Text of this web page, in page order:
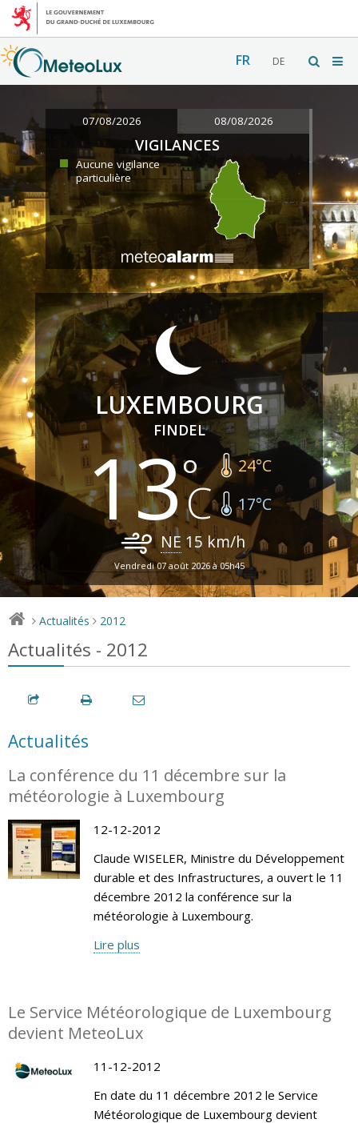
FR DE
07/08/2026 08/08/2026
VIGILANCES
Aucune vigilance
particulière
LUXEMBOURG
FINDEL
13 24°C
17°C
NE 15 km/h
Vendredi 07 août 2026 à 05h45
> Actualités > 2012
Actualités - 2012
Actualités
La conférence du 11 décembre sur la
météorologie à Luxembourg
12-12-2012
Claude WISELER, Ministre du Développement
durable et des Infrastructures, a ouvert le 11
décembre 2012 la conférence sur la
météorologie à Luxembourg.
Lire plus
Le Service Météorologique de Luxembourg
devient MeteoLux
11-12-2012
En date du 11 décembre 2012 le Service
Météorologique de Luxembourg devient